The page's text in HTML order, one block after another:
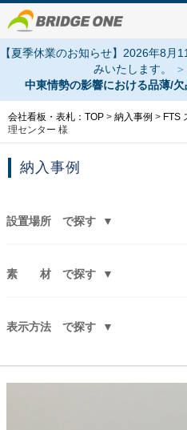
【夏季休業のお知らせ】2026年8月
みいたします。
中東情勢の影響における品薄/
会社看板・表札：TOP > 納入事例 > FTS
理センター 様
納入事例
設置場所 で探す
素 材 で探す
表示方法 で探す